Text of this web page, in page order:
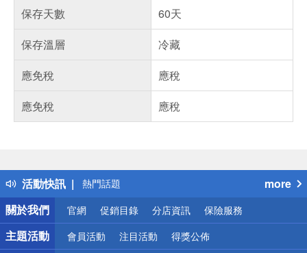
保存天數
60天
保存溫層
冷藏
應免稅
應稅
應免稅
應稅
活動快訊
得獎公告
熱門話題
銀行優惠
偏遠地區配送
詐騙網頁！請小心！
more
關於我們
官網 促銷目錄 分店資訊 保險服務
主題活動 會員活動 注目活動 得獎公佈